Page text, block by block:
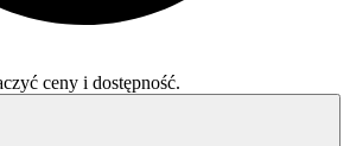
ceny i dostępność.